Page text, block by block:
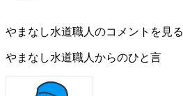
やまなし水道職人のコメントを見る
やまなし水道職人からのひと言